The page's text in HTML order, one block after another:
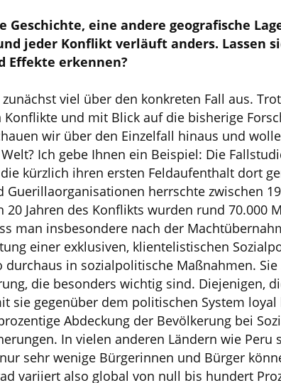
Geschichte, eine andere geografische
jeder Konflikt verläuft anders. Lassen
Effekte erkennen?
viel über den konkreten Fall aus.
und mit Blick auf die bisherige
wir über den Einzelfall hinaus und
Ich gebe Ihnen ein Beispiel: Die
kürzlich ihren ersten Feldaufenthalt dort
Guerillaorganisationen herrschte zwischen
Jahren des Konflikts wurden rund 70.000
man insbesondere nach der
einer exklusiven, klientelistischen
durchaus in sozialpolitische Maßnahmen.
die besonders wichtig sind. Diejenigen,
sie gegenüber dem politischen System
Abdeckung der Bevölkerung bei
In vielen anderen Ländern wie Peru
sehr wenige Bürgerinnen und Bürger
variiert also global von null bis hundert